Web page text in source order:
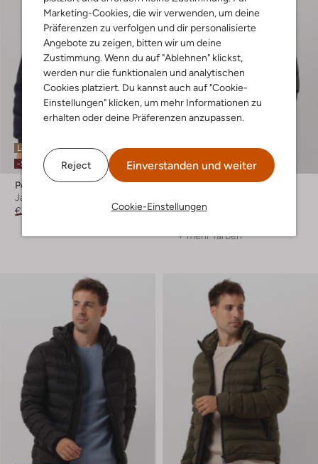
Marketing-Cookies, die wir verwenden, um deine
Präferenzen zu verfolgen und dir personalisierte
Angebote zu zeigen, bitten wir um deine
Zustimmung. Wenn du auf "Ablehnen" klickst,
werden nur die funktionalen und analytischen
Cookies platziert. Du kannst auch auf "Cookie-
Einstellungen" klicken, um mehr Informationen zu
erhalten oder deine Präferenzen anzupassen.
Reject Einverstanden und weiter
Cookie-Einstellungen
Letzter Artikel
-50%
Peuterey
Jack
€ 370,00
Letzter Artikel
-30%
Peuterey
€ 410,00
+ mehr farben